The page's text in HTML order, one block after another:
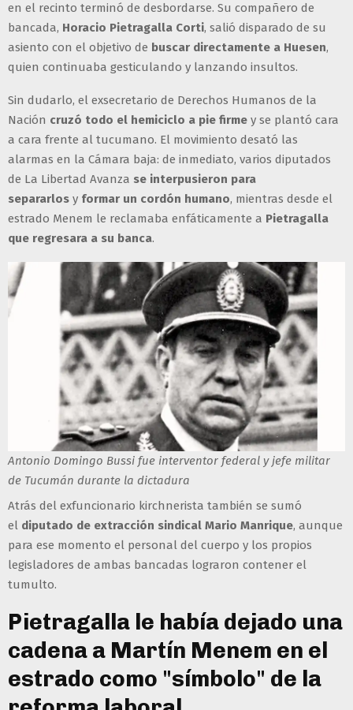
en el recinto terminó de desbordarse. Su compañero de
bancada, Horacio Pietragalla Corti, salió disparado de su
asiento con el objetivo de buscar directamente a Huesen,
quien continuaba gesticulando y lanzando insultos.
Sin dudarlo, el exsecretario de Derechos Humanos de la
Nación cruzó todo el hemiciclo a pie firme y se plantó cara
a cara frente al tucumano. El movimiento desató las
alarmas en la Cámara baja: de inmediato, varios diputados
de La Libertad Avanza se interpusieron para
separarlos y formar un cordón humano, mientras desde el
estrado Menem le reclamaba enfáticamente a Pietragalla
que regresara a su banca.
Antonio Domingo Bussi fue interventor federal y jefe militar
de Tucumán durante la dictadura
Atrás del exfuncionario kirchnerista también se sumó
el diputado de extracción sindical Mario Manrique, aunque
para ese momento el personal del cuerpo y los propios
legisladores de ambas bancadas lograron contener el
tumulto.
Pietragalla le había dejado una
cadena a Martín Menem en el
estrado como "símbolo" de la